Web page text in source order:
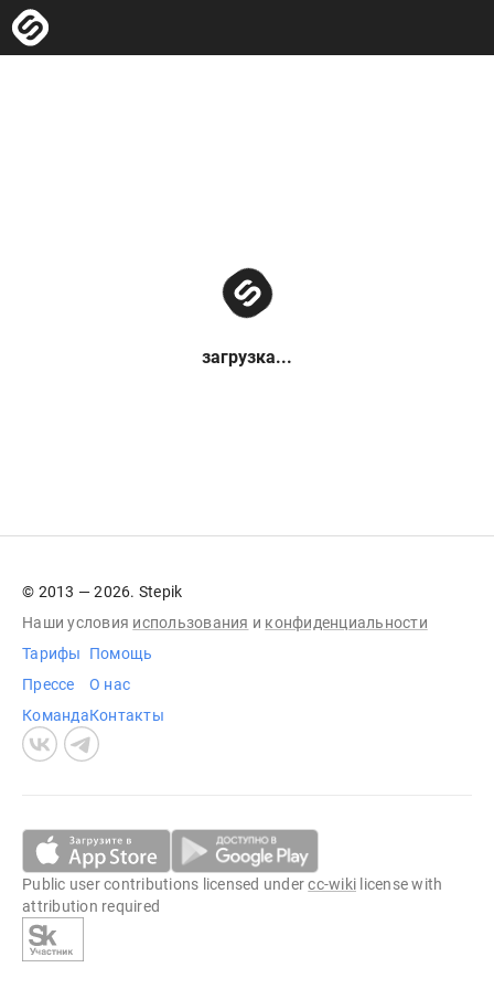
загрузка...
© 2013 — 2026. Stepik
Наши условия использования и конфиденциальности
Тарифы
Прессе
Команда
Помощь
О нас
Контакты
Public user contributions licensed undercc-wiki license with
attribution required